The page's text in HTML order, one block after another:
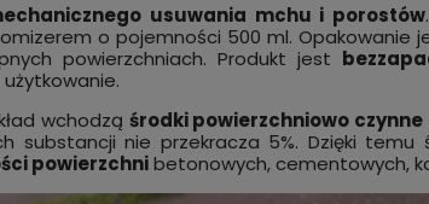
Płyn uzupełniacz do pułapki na OSY
BROS silnie wabiący 200 ml
16,99 zł do koszyka
usuwania mchu i porostów
o pojemności 500 ml. Opakowanie
powierzchniach. Produkt jest
wchodzą środki powierzchniowo czynne
substancji nie przekracza 5%. Dzięki
powierzchnibetonowych, cementowych,